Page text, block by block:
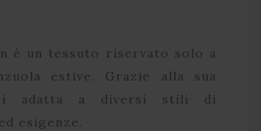
è un tessuto riservato solo a
estive. Grazie alla sua
adatta a diversi stili di
esigenze.